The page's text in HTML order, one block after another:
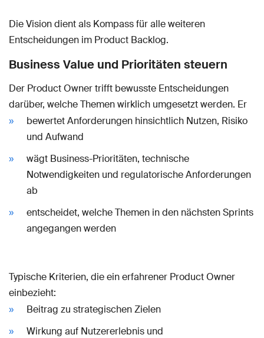
Die Vision dient als Kompass für alle weiteren
Entscheidungen im Product Backlog.
Business Value und Prioritäten steuern
Der Product Owner trifft bewusste Entscheidungen
darüber, welche Themen wirklich umgesetzt werden. Er
bewertet Anforderungen hinsichtlich Nutzen, Risiko
und Aufwand
wägt Business-Prioritäten, technische
Notwendigkeiten und regulatorische Anforderungen
ab
entscheidet, welche Themen in den nächsten Sprints
angegangen werden
Typische Kriterien, die ein erfahrener Product Owner
einbezieht:
Beitrag zu strategischen Zielen
Wirkung auf Nutzererlebnis und